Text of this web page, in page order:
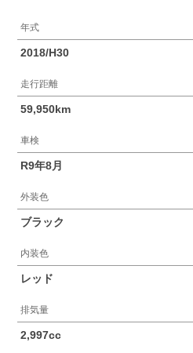
年式
2018/H30
走行距離
59,950km
車検
R9年8月
外装色
ブラック
内装色
レッド
排気量
2,997cc